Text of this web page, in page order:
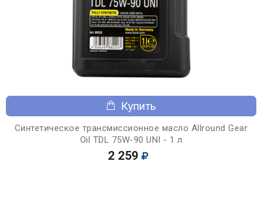
Купить
Синтетическое трансмиссионное масло Allround Gear
Oil TDL 75W-90 UNI - 1 л
2 259